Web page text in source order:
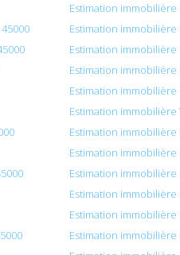
Estimation
Estimation immobilière
Estimation
Estimation
Estimation
Estimation
Estimation immobilière
Estimation
Estimation
Estimation
Estimation
Estimation immobilière